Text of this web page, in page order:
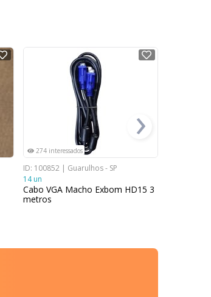
274 interessados
ID: 100852 | Guarulhos - SP
14 un
Cabo VGA Macho Exbom HD15 3
metros
›